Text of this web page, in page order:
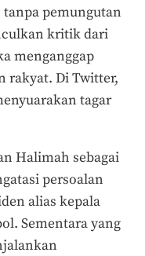
pemungutan
kritik dari
menganggap
rakyat. Di Twitter,
tagar
Halimah sebagai
persoalan
alias kepala
Sementara yang